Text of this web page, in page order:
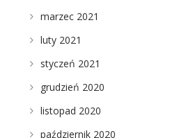
marzec 2021
luty 2021
styczeń 2021
grudzień 2020
listopad 2020
październik 2020